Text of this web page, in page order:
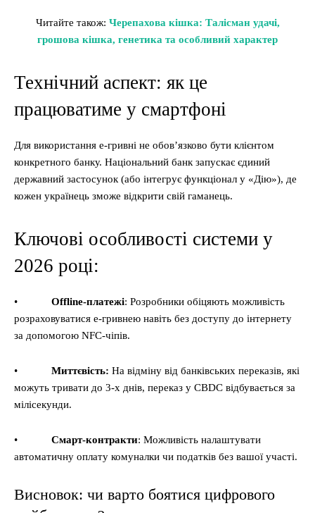
Читайте також: Черепахова кішка: Талісман удачі,
грошова кішка, генетика та особливий характер
Технічний аспект: як це
працюватиме у смартфоні
Для використання е-гривні не обов’язково бути клієнтом
конкретного банку. Національний банк запускає єдиний
державний застосунок (або інтегрує функціонал у «Дію»), де
кожен українець зможе відкрити свій гаманець.
Ключові особливості системи у
2026 році:
• Offline-платежі: Розробники обіцяють можливість
розраховуватися е-гривнею навіть без доступу до інтернету
за допомогою NFC-чіпів.
• Миттєвість: На відміну від банківських переказів, які
можуть тривати до 3-х днів, переказ у CBDC відбувається за
мілісекунди.
• Смарт-контракти: Можливість налаштувати
автоматичну оплату комуналки чи податків без вашої участі.
Висновок: чи варто боятися цифрового